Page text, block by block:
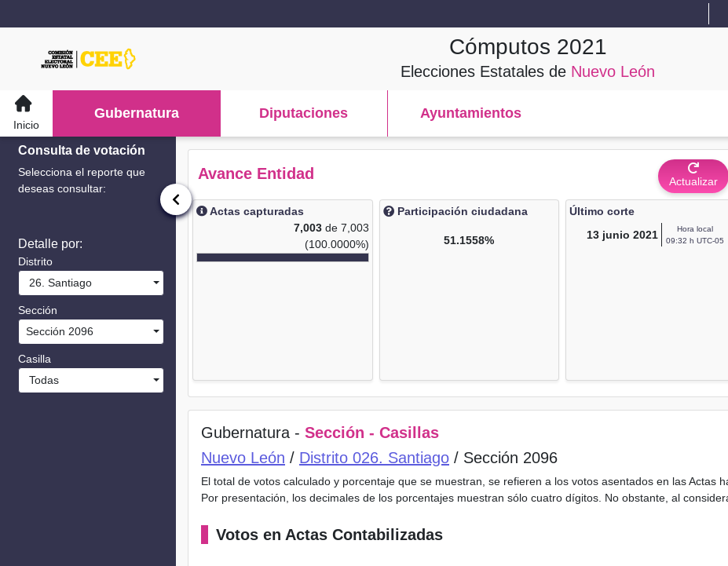
Cómputos 2021
Elecciones Estatales de Nuevo León
Inicio
Gubernatura Diputaciones Ayuntamientos
Consulta de votación
Selecciona el reporte que
deseas consultar:
Detalle por:
Distrito
26. Santiago
Sección
Sección 2096
Casilla
Todas
Avance Entidad Actualizar
Actas capturadas
7,003 de 7,003
(100.0000%)
Participación ciudadana
51.1558%
Último corte
13 junio 2021
Hora local
09:32 h UTC-05
Gubernatura - Sección - Casillas
Nuevo León / Distrito 026. Santiago / Sección 2096
El total de votos calculado y porcentaje que se muestran, se refieren a los votos asentados en las Actas
Por presentación, los decimales de los porcentajes muestran sólo cuatro dígitos. No obstante, al
Votos en Actas Contabilizadas